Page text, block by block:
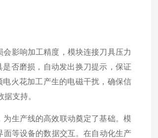
影响加工精度，模块连接刀具压力
否磨损，自动发出换刀提示，保证
火花加工产生的电磁干扰，确保信
支持。
生产线的高效联动奠定了基础。模
等设备的数据交互。在自动化生产